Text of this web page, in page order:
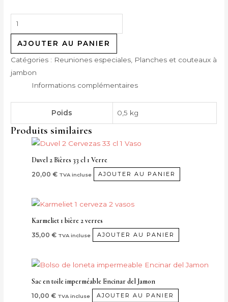
AJOUTER AU PANIER
Catégories : Reuniones especiales Planches et couteaux à
jambon
Informations complémentaires
Poids 0,5 kg
Produits similaires
Duvel 2 Bières 33 cl 1 Verre
20,00€ TVA incluse AJOUTER AU PANIER
Karmeliet 1 bière 2 verres
35,00€ TVA incluse AJOUTER AU PANIER
Sac en toile imperméable Encinar del Jamon
10,00€ TVA incluse AJOUTER AU PANIER